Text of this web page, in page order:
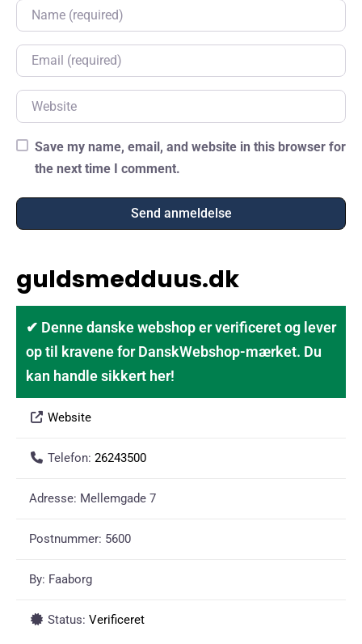
Name
Email
Website
Save my name, email, and website in this browser for
the next time I comment.
guldsmedduus.dk
✔ Denne danske webshop er verificeret og lever
op til kravene for DanskWebshop-mærket. Du
kan handle sikkert her!
Website
Telefon: 26243500
Adresse: Mellemgade 7
Postnummer: 5600
By: Faaborg
Status: Verificeret